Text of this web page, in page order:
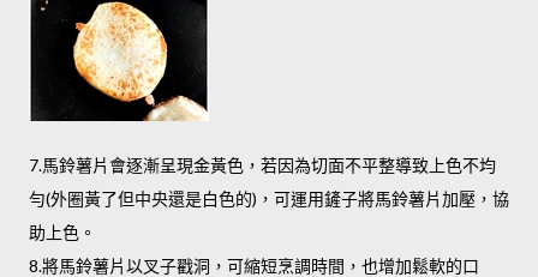
7.馬鈴薯片會逐漸呈現金黃色，若因為切面不平整導致上色不均
勻(外圈黃了但中央還是白色的)，可運用鏟子將馬鈴薯片加壓，協
助上色。
8.將馬鈴薯片以叉子戳洞，可縮短烹調時間，也增加鬆軟的口